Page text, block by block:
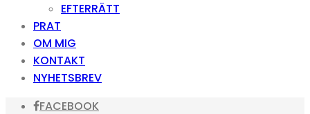
EFTERRÄTT
PRAT
OM MIG
KONTAKT
NYHETSBREV
FACEBOOK